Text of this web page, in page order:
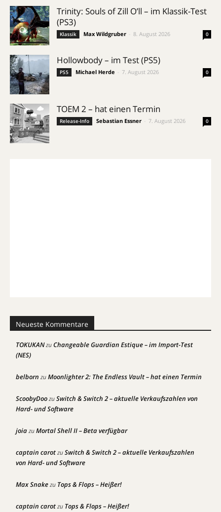
Trinity: Souls of Zill O’ll – im Klassik-Test
(PS3)
Klassik Max Wildgruber 8. August 2026 0
Hollowbody – im Test (PS5)
PS5 Michael Herde 7. August 2026 0
TOEM 2 – hat einen Termin
Release-Info Sebastian Essner 7. August 2026 0
Neueste Kommentare
TOKUKANzuChangeable Guardian Estique – im Import-Test
(NES)
belborn zuMoonlighter 2: The Endless Vault – hat einen Termin
ScoobyDoozuSwitch & Switch 2 – aktuelle Verkaufszahlen von
Hard- und Software
joiazuMortal Shell II – Beta verfügbar
captain carotzuSwitch & Switch 2 – aktuelle Verkaufszahlen
von Hard- und Software
Max Snakezu Tops & Flops – Heißer!
captain carotzu Tops & Flops – Heißer!